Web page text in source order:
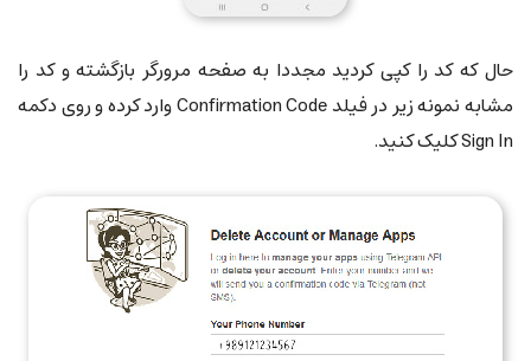
حال که کد را کپی کردید مجددا به صفحه مرورگر بازگشته و کد را
مشابه نمونه زیر در فیلد Confirmation Code وارد کرده و روی دکمه
Sign In کلیک کنید.